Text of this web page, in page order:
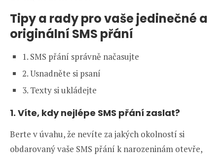
Tipy a rady pro vaše jedinečné a
originální SMS přání
1. SMS přání správně načasujte
2. Usnadněte si psaní
3. Texty si ukládejte
1. Víte, kdy nejlépe SMS přání zaslat?
Berte v úvahu, že nevíte za jakých okolností si
obdarovaný vaše SMS přání k narozeninám otevře,